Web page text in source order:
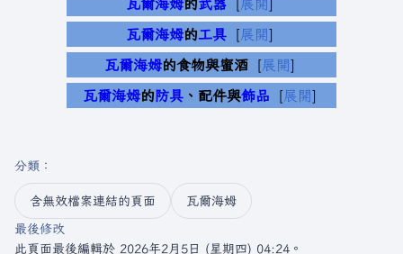
瓦爾海姆的武器
展開
瓦爾海姆的工具
展開
瓦爾海姆的食物與蜜酒
展開
瓦爾海姆的防具、配件與飾品 展開
分類 ：​
含無效檔案連結的頁面
瓦爾海姆
最後修改
此頁面最後編輯於 2026年2月5日 (星期四) 04:24。